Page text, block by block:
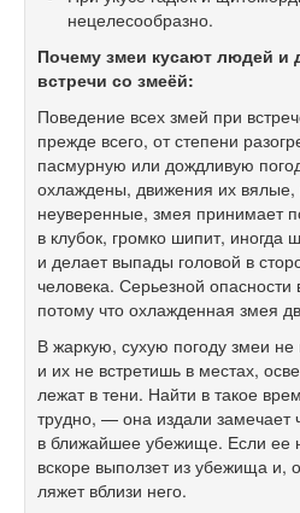
нецелесообразно.
Почему змеи кусают людей и
встречи со змеёй:
Поведение всех змей при
прежде всего, от степени
пасмурную или дождливую
охлаждены, движения их
неуверенные, змея принимает
в клубок, громко шипит, иногда
и делает выпады головой в
человека. Серьезной опасности
потому что охлажденная змея
В жаркую, сухую погоду змеи
и их не встретишь в местах,
лежат в тени. Найти в такое
трудно, — она издали замечает
в ближайшее убежище. Если ее
вскоре выползет из убежища и,
ляжет вблизи него.